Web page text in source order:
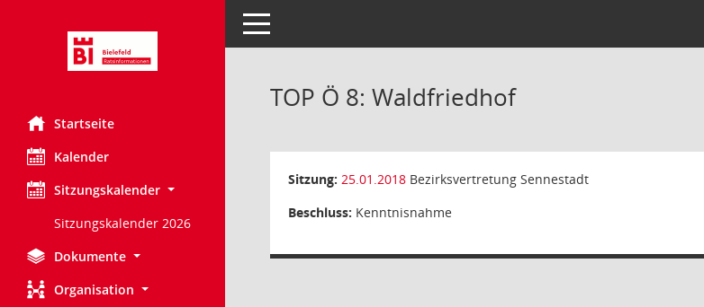
Startseite
Kalender
Sitzungskalender
Sitzungskalender 2026
Dokumente
Organisation
Toggle navigation
TOP Ö 8: Waldfriedhof
Sitzung: 25.01.2018 Bezirksvertretung Sennestadt
Beschluss: Kenntnisnahme